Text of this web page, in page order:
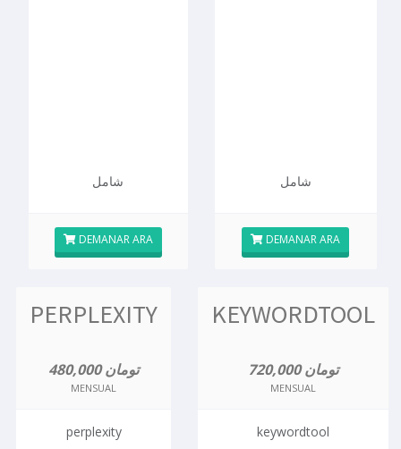
شامل
DEMANAR ARA
شامل
DEMANAR ARA
PERPLEXITY
480,000 تومان
MENSUAL
perplexity
KEYWORDTOOL
720,000 تومان
MENSUAL
keywordtool